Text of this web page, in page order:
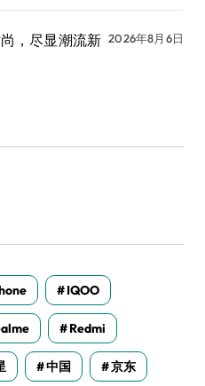
，尽显潮流新 2026年8月6日
IQOO
Redmi
中国 京东